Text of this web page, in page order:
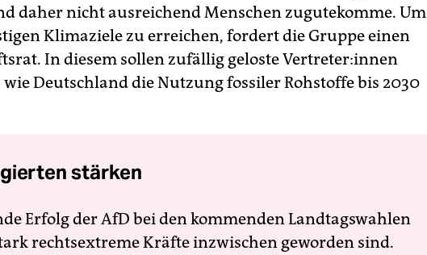
daher nicht ausreichend Menschen zugutekomme. Um
Klimaziele zu erreichen, fordert die Gruppe einen
In diesem sollen zufällig geloste Ver­tre­te­r:in­nen
Deutschland die Nutzung fossiler Rohstoffe bis 2030
stärken
Erfolg der AfD bei den kommenden Landtagswahlen
rechtsextreme Kräfte inzwischen geworden sind.